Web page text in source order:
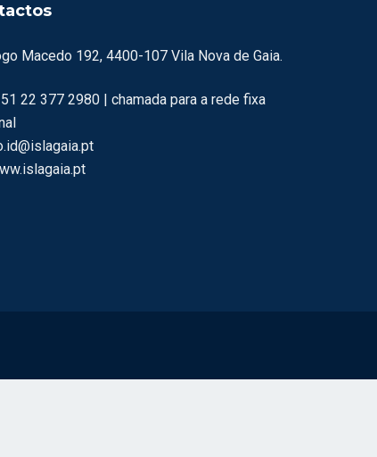
Macedo 192, 4400-107 Vila Nova de Gaia.
22 377 2980 | chamada para a rede fixa